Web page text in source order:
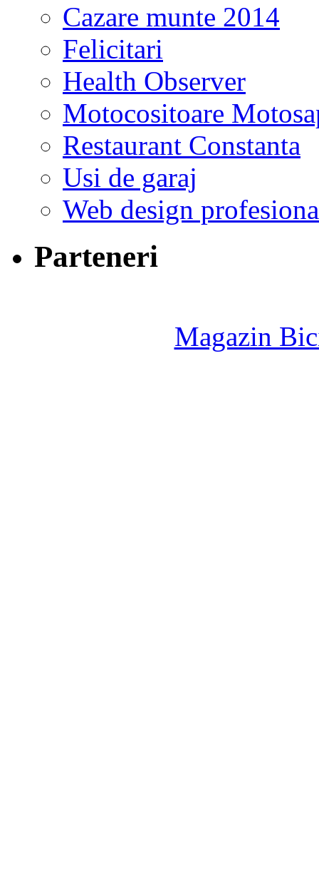
Cazare munte 2014
Felicitari
Health Observer
Motocositoare
Restaurant Constanta
Usi de garaj
Web design
Parteneri
Magazin